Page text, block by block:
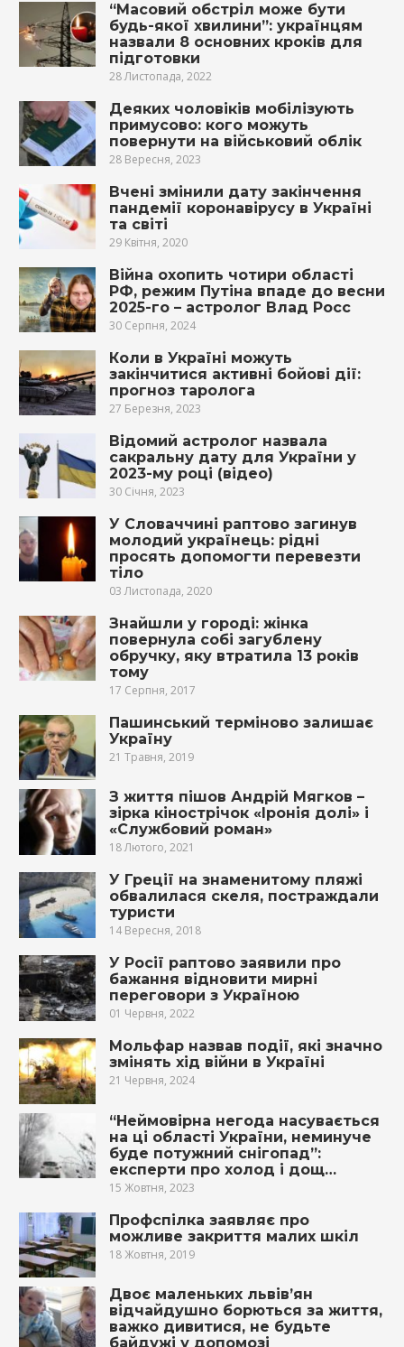
“Масовий обстріл може бути
будь-якої хвилини”: українцям
назвали 8 основних кроків для
підготовки
28 Листопада, 2022
Деяких чоловіків мобілізують
примусово: кого можуть
повернути на військовий облік
28 Вересня, 2023
Вчені змінили дату закінчення
пандемії коронавірусу в Україні
та світі
29 Квітня, 2020
Війна охопить чотири області
РФ, режим Путіна впаде до весни
2025-го – астролог Влад Росс
30 Серпня, 2024
Коли в Україні можуть
закінчитися активні бойові дії:
прогноз таролога
27 Березня, 2023
Відомий астролог назвала
сакральну дату для України у
2023-му році (відео)
30 Січня, 2023
У Словаччині раптово загинув
молодий українець: рідні
просять допомогти перевезти
тіло
03 Листопада, 2020
Знайшли у городі: жінка
повернула собі загублену
обручку, яку втратила 13 років
тому
17 Серпня, 2017
Пашинський терміново залишає
Україну
21 Травня, 2019
З життя пішов Андрій Мягков –
зірка кінострічок «Іронія долі» і
«Службовий роман»
18 Лютого, 2021
У Греції на знаменитому пляжі
обвалилася скеля, постраждали
туристи
14 Вересня, 2018
У Росії раптово заявили про
бажання відновити мирні
переговори з Україною
01 Червня, 2022
Мольфар назвав події, які значно
змінять хід війни в Україні
21 Червня, 2024
“Неймовірна негода насувається
на ці області України, неминуче
буде потужний снігопад”:
експерти про холод і дощ…
15 Жовтня, 2023
Профспілка заявляє про
можливе закриття малих шкіл
18 Жовтня, 2019
Двоє маленьких львів’ян
відчайдушно борються за життя,
важко дивитися, не будьте
байдужі у допомозі